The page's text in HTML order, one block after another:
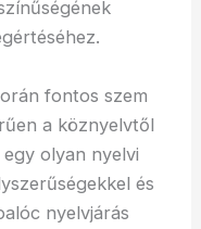
fontos szem
a köznyelvtől
olyan nyelvi
és
nyelvjárás